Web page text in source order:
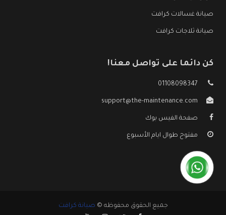
صيانة غسالات كرافت
صيانة ثلاجات كرافت
كن دائما على تواصل معنا!
01108098347
support@the-maintenance.com
صفحة الفيس بوك
مفتوح طوال ايام الأسبوع
جميع الحقوق محفوظه © صيانة كرافت